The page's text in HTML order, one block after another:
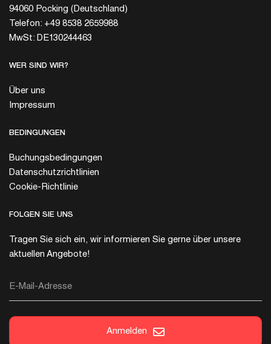
94060 Pocking (Deutschland)
Telefon: +49 8538 2659988
MwSt: DE130244463
WER SIND WIR?
Über uns
Impressum
BEDINGUNGEN
Buchungsbedingungen
Datenschutzrichtlinien
Cookie-Richtlinie
FOLGEN SIE UNS
Tragen Sie sich ein, wir informieren Sie gerne über unsere
aktuellen Angebote!
E-Mail-Adresse
Anmelden